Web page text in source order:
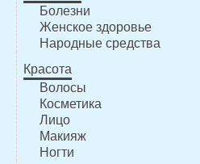
Болезни
Женское здоровье
Народные средства
Красота
Волосы
Косметика
Лицо
Макияж
Ногти